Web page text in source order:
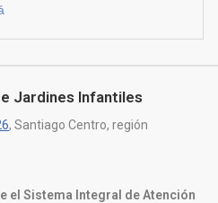
Jardines Infantiles
, Santiago Centro, región
el Sistema Integral de Atención